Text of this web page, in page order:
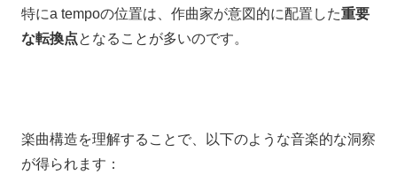
特にa tempoの位置は、作曲家が意図的に配置した重要
な転換点となることが多いのです。
楽曲構造を理解することで、以下のような音楽的な洞察
が得られます：